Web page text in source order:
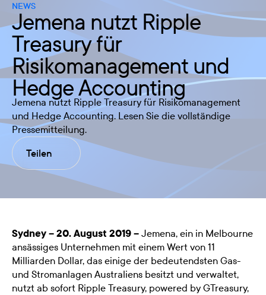
NEWS
Jemena nutzt Ripple
Treasury für
Risikomanagement und
Hedge Accounting
Jemena nutzt Ripple Treasury für Risikomanagement
und Hedge Accounting. Lesen Sie die vollständige
Pressemitteilung.
Teilen
Sydney – 20. August 2019 – Jemena, ein in Melbourne
ansässiges Unternehmen mit einem Wert von 11
Milliarden Dollar, das einige der bedeutendsten Gas-
und Stromanlagen Australiens besitzt und verwaltet,
nutzt ab sofort Ripple Treasury, powered by GTreasury,